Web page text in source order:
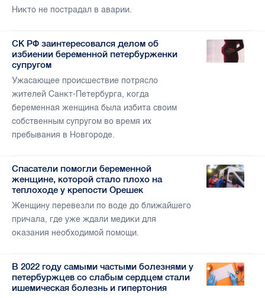
Никто не пострадал в аварии.
СК РФ заинтересовался делом об
избиении беременной петербурженки
супругом
Ужасающее происшествие потрясло
жителей Санкт-Петербурга, когда
беременная женщина была избита своим
собственным супругом во время их
пребывания в Новгороде.
Спасатели помогли беременной
женщине, которой стало плохо на
теплоходе у крепости Орешек
Женщину перевезли по воде до ближайшего
причала, где уже ждали медики для
оказания необходимой помощи.
В 2022 году самыми частыми болезнями у
петербуржцев со слабым сердцем стали
ишемическая болезнь и гипертония